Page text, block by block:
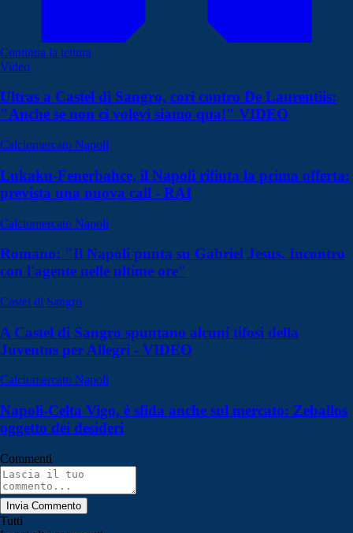
Continua la lettura
Video
Ultras a Castel di Sangro, cori contro De Laurentiis:
"Anche se non ci volevi siamo qua!" VIDEO
Calciomercato Napoli
Lukaku-Fenerbahce, il Napoli rifiuta la prima offerta:
prevista una nuova call - RAI
Calciomercato Napoli
Romano: "Il Napoli punta su Gabriel Jesus. Incontro
con l'agente nelle ultime ore"
Castel di Sangro
A Castel di Sangro spuntano alcuni tifosi della
Juventus per Allegri - VIDEO
Calciomercato Napoli
Napoli-Celta Vigo, è sfida anche sul mercato: Zeballos
oggetto dei desideri
Commenti
Invia Commento
Tutti